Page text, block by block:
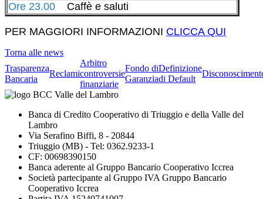
Ore 23.00 Caffè e saluti
PER MAGGIORI INFORMAZIONI CLICCA QUI
Torna alle news
Trasparenza
Bancaria
Reclami
Arbitro
controversie
finanziarie
Fondo di
Garanzia
Definizione
di Default
Banca di Credito Cooperativo di Triuggio e della Valle del
Lambro
Via Serafino Biffi, 8 - 20844
Triuggio (MB) - Tel: 0362.9233-1
CF: 00698390150
Banca aderente al Gruppo Bancario Cooperativo Iccrea
Società partecipante al Gruppo IVA Gruppo Bancario
Cooperativo Iccrea